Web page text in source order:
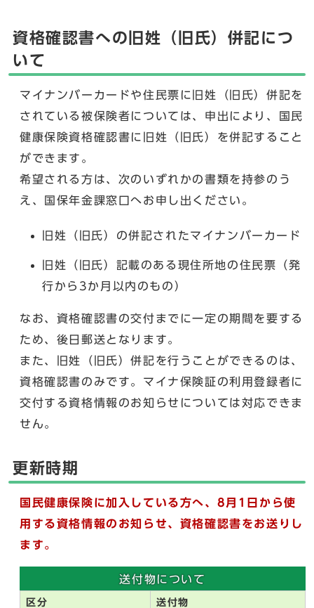
資格確認書への旧姓（旧氏）併記につ
いて
マイナンバーカードや住民票に旧姓（旧氏）併記を
されている被保険者については、申出により、国民
健康保険資格確認書に旧姓（旧氏）を併記すること
ができます。
希望される方は、次のいずれかの書類を持参のう
え、国保年金課窓口へお申し出ください。
旧姓（旧氏）の併記されたマイナンバーカード
旧姓（旧氏）記載のある現住所地の住民票（発
行から3か月以内のもの）
なお、資格確認書の交付までに一定の期間を要する
ため、後日郵送となります。
また、旧姓（旧氏）併記を行うことができるのは、
資格確認書のみです。マイナ保険証の利用登録者に
交付する資格情報のお知らせについては対応できま
せん。
更新時期
国民健康保険に加入している方へ、8月1日から使
用する資格情報のお知らせ、資格確認書をお送りし
ます。
送付物について
区分
送付物